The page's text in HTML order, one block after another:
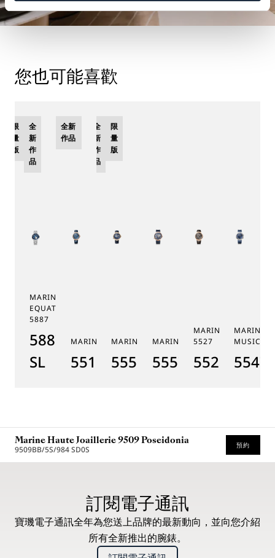
您也可能喜歡
MARINE TOURBILLON
EQUATION MARCHANTE
5887
5887PT/YS/PW0
SL
限
量
版
全
新
作
品
MARINE 5517
5517BR/Y2/9ZU
全新
作品
MARINE HORA MUNDI 5555
5555BH/YS/9WV
全
新
作
品
限
量
版
MARINE HORA MUNDI 5557
5557BR/YS/5WV
MARINE
5527
5527BR/
MARINE
Marine Haute Joaillerie 9509 Poseidonia
9509BB/5S/984 SD0S 預約
訂閱電子通訊
寶璣電子通訊全年為您送上品牌的最新動向，並向您介紹
所有全新推出的腕錶。